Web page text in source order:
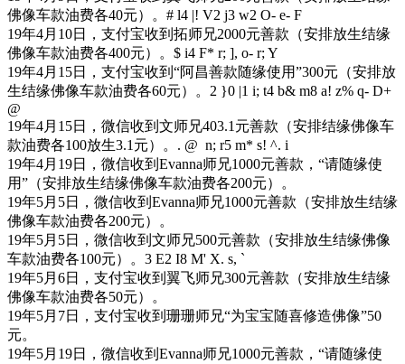
佛像车款油费各40元）。 # l4 |! V2 j3 w2 O- e- F
19年4月10日，支付宝收到拓师兄2000元善款（安排放生结缘
佛像车款油费各400元）。 $ i4 F* r; ], o- r; Y
19年4月15日，支付宝收到“阿昌善款随缘使用”300元（安排放
生结缘佛像车款油费各60元）。 2 }0 |1 i; t4 b& m8 a! z% q- D+
@
19年4月15日，微信收到文师兄403.1元善款（安排结缘佛像车
款油费各100放生3.1元）。 . @ n; r5 m* s! ^. i
19年4月19日，微信收到Evanna师兄1000元善款，“请随缘使
用”（安排放生结缘佛像车款油费各200元）。
19年5月5日，微信收到Evanna师兄1000元善款（安排放生结缘
佛像车款油费各200元）。
19年5月5日，微信收到文师兄500元善款（安排放生结缘佛像
车款油费各100元）。 3 E2 I8 M' X. s, `
19年5月6日，支付宝收到翼飞师兄300元善款（安排放生结缘
佛像车款油费各50元）。
19年5月7日，支付宝收到珊珊师兄“为宝宝随喜修造佛像”50
元。
19年5月19日，微信收到Evanna师兄1000元善款，“请随缘使